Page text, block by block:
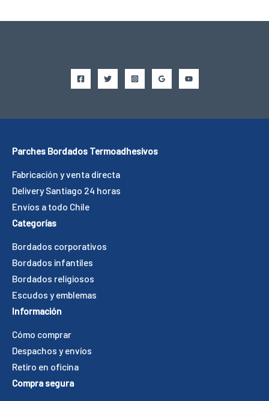
Parches Bordados Termoadhesivos
Fabricación y venta directa
Delivery Santiago 24 horas
Envíos a todo Chile
Categorías
Bordados corporativos
Bordados infantiles
Bordados religiosos
Escudos y emblemas
Información
Cómo comprar
Despachos y envíos
Retiro en oficina
Compra segura